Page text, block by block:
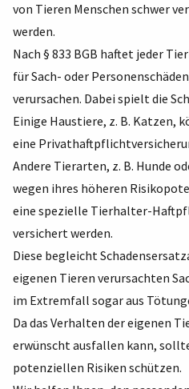
von Tieren Menschen schwer
werden.
Nach § 833 BGB haftet jeder
für Sach- oder
verursachen. Dabei spielt die
Einige Haustiere, z. B. Katzen,
eine
Andere Tierarten, z. B. Hunde
wegen ihres höheren
eine spezielle Tierhalter-
versichert werden.
Diese begleicht
eigenen Tieren verursachten
im Extremfall sogar aus
Da das Verhalten der eigenen
erwünscht ausfallen kann,
potenziellen Risiken schützen.